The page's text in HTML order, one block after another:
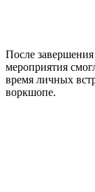
После
мероприятия
время личных
воркшопе.